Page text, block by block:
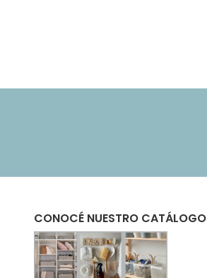
CONOCÉ NUESTRO CATÁLOGO